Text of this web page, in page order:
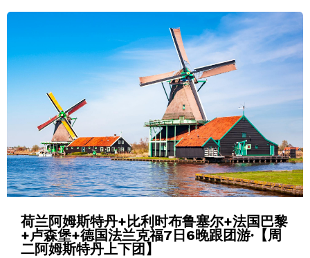
荷兰阿姆斯特丹+比利时布鲁塞尔+法国巴黎
+卢森堡+德国法兰克福7日6晚跟团游·【周
二阿姆斯特丹上下团】